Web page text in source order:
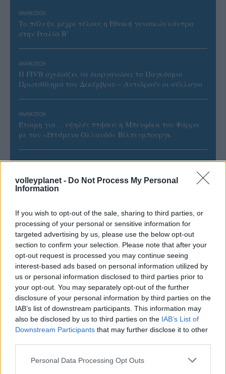
volleyplanet - Do Not Process My Personal
Information
If you wish to opt-out of the sale, sharing to third parties, or
processing of your personal or sensitive information for
targeted advertising by us, please use the below opt-out
section to confirm your selection. Please note that after your
opt-out request is processed you may continue seeing
interest-based ads based on personal information utilized by
us or personal information disclosed to third parties prior to
your opt-out. You may separately opt-out of the further
disclosure of your personal information by third parties on the
IAB’s list of downstream participants. This information may
also be disclosed by us to third parties on the IAB’s List of
Downstream Participants that may further disclose it to other
Please note that this website/app uses one or more Google
Personal Data Processing Opt Outs
06/08/2026
Το πάλεψε μέχρι τέλους η Εθνική γυναικών κόντρα
στην Ιταλία Β’
06/08/2026
Η FIVB σχεδιάζει να διοργανώσει το Παγκόσμιο
Πρωτάθλημα τον Δεκέμβριο – Αντιδρούν οι σύλλογοι
06/08/2026
Έτοιμη για… υψηλές πτήσεις η Μπενφίκα του Ψάρρα
με τον «Ιπτάμενο Ολλανδό» Βίλτενμπουργκ
05/08/2026
Ουρμπίνο
05/08/2026
Προς στρατηγική συνεργασία ΠΑΣΑΠΠ και
Πανεπιστημίου Πατρών
ΓΝΩΜΕΣ
Από την Περούτζια του 2000